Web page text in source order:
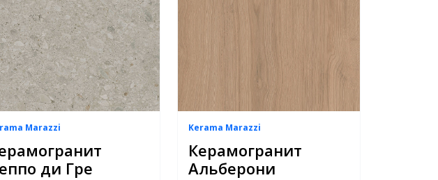
Marazzi
ди Гре
Kerama Marazzi
Керамогранит
Альберони